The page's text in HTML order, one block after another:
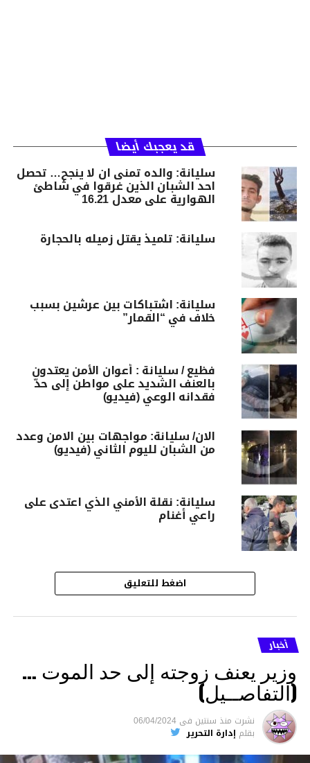
قد يعجبك أيضا
سليانة: والده تمنى ان لا ينجح… تحصل
احد الشبان الذين غرقوا في شاطئ
الهوارية على معدل 16.21
سليانة: تلميذ يقتل زميله بالحجارة
سليانة: اشتباكات بين عرشين بسبب
خلاف في “القمار”
فظيع / سليانة : أعوان الأمن يعتدون
بالعنف الشديد على مواطن إلى حدّ
فقدانه الوعي (فيديو)
الان/ سليانة: مواجهات بين الامن وعدد
من الشبان لليوم الثاني (فيديو)
سليانة: نقلة الأمني الذي اعتدى على
راعي أغنام
اضغط للتعليق
أخبار
وزير يعنف زوجته إلى حد الموت …
(التفاصــيل)
نشرت منذ سنتين فى 06/04/2024
بقلم إدارة التحرير